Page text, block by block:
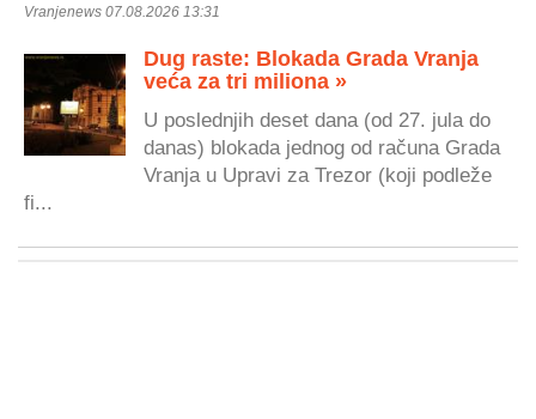
Vranjenews 07.08.2026 13:31
Dug raste: Blokada Grada Vranja
veća za tri miliona »
U poslednjih deset dana (od 27. jula do
danas) blokada jednog od računa Grada
Vranja u Upravi za Trezor (koji podleže
fi...